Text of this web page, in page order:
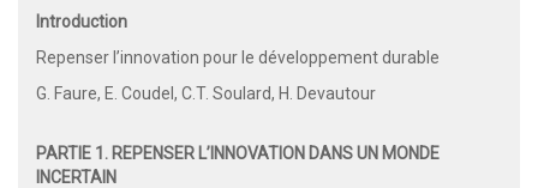
Introduction
Repenser l’innovation pour le développement durable
G. Faure, E. Coudel, C.T. Soulard, H. Devautour
PARTIE 1. REPENSER L’INNOVATION DANS UN MONDE
INCERTAIN